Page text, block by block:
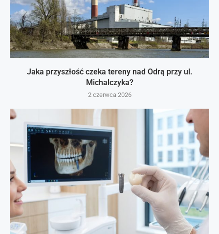
Jaka przyszłość czeka tereny nad Odrą przy ul.
Michalczyka?
2 czerwca 2026